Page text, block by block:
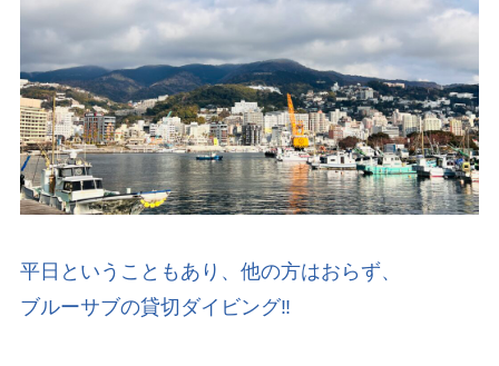
平日ということもあり、他の方はおらず、
ブルーサブの貸切ダイビング‼️